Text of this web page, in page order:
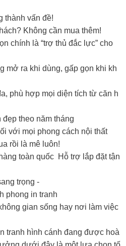
thành vấn đề!
Không cần mua thêm!
chính là “trợ thủ đắc lực” cho
mở ra khi dùng, gấp gọn khi kh
phù hợp mọi diện tích từ căn h
theo năm tháng
với mọi phong cách nội thất
rồi là mê luôn!
toàn quốc Hỗ trợ lắp đặt tận
trọng -
phong in tranh
gian sống hay nơi làm việc
tranh hình cánh đang được hoà